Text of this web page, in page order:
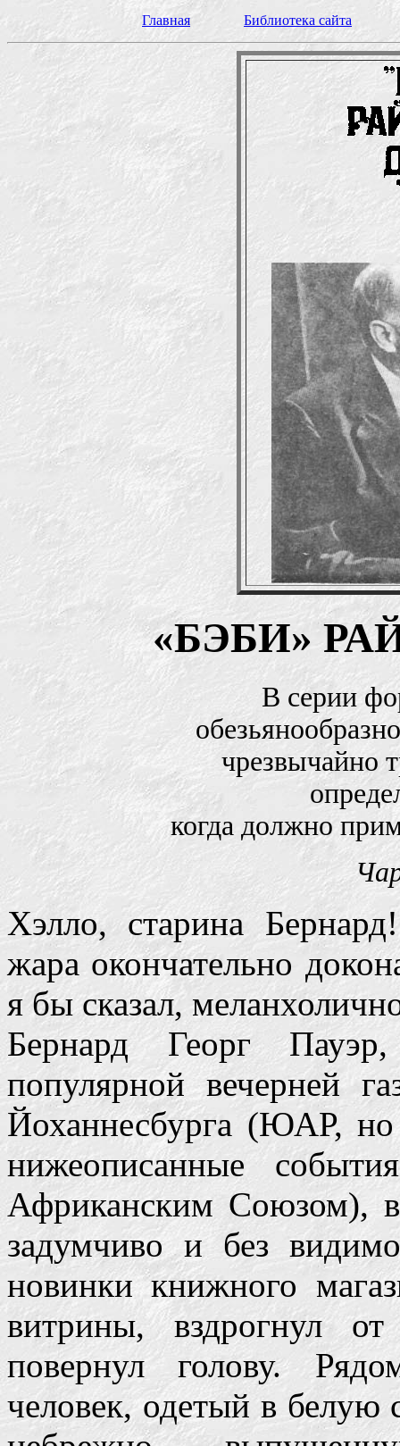
Главная Библиотека сайта
«БЭБИ»
В серии
чрезвычайно
когда должно
Хэлло, старина
жара окончательно
я бы сказал,
Бернард Георг
популярной вечерней
Йоханнесбурга (ЮАР, но
нижеописанные
Африканским Союзом),
задумчиво и без
новинки книжного
витрины, вздрогнул
повернул голову.
человек, одетый в белую